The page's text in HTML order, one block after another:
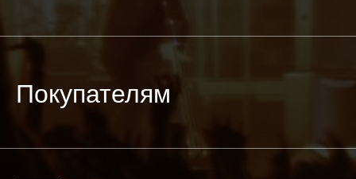
Покупателям